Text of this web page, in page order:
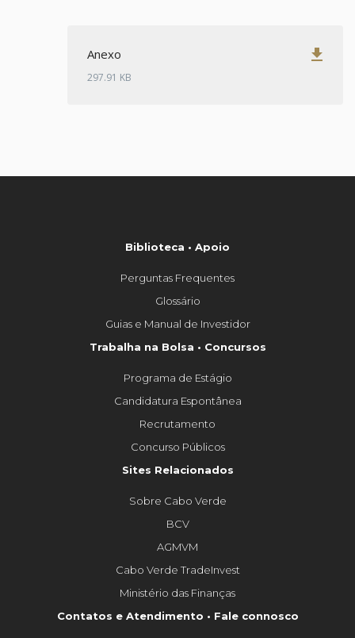
Anexo
297.91 KB
get_app
Biblioteca • Apoio
Perguntas Frequentes
Glossário
Guias e Manual de Investidor
Trabalha na Bolsa • Concursos
Programa de Estágio
Candidatura Espontânea
Recrutamento
Concurso Públicos
Sites Relacionados
Sobre Cabo Verde
BCV
AGMVM
Cabo Verde TradeInvest
Ministério das Finanças
Contatos e Atendimento • Fale connosco